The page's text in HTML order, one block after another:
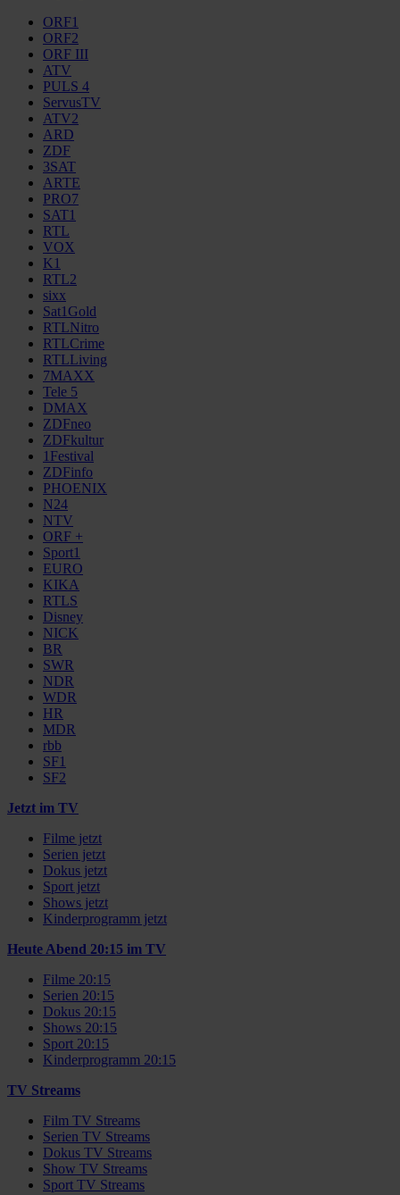
ORF1
ORF2
ORF III
ATV
PULS 4
ServusTV
ATV2
ARD
ZDF
3SAT
ARTE
PRO7
SAT1
RTL
VOX
K1
RTL2
sixx
Sat1Gold
RTLNitro
RTLCrime
RTLLiving
7MAXX
Tele 5
DMAX
ZDFneo
ZDFkultur
1Festival
ZDFinfo
PHOENIX
N24
NTV
ORF +
Sport1
EURO
KIKA
RTLS
Disney
NICK
BR
SWR
NDR
WDR
HR
MDR
rbb
SF1
SF2
Jetzt im TV
Filme jetzt
Serien jetzt
Dokus jetzt
Sport jetzt
Shows jetzt
Kinderprogramm jetzt
Heute Abend 20:15 im TV
Filme 20:15
Serien 20:15
Dokus 20:15
Shows 20:15
Sport 20:15
Kinderprogramm 20:15
TV Streams
Film TV Streams
Serien TV Streams
Dokus TV Streams
Show TV Streams
Sport TV Streams